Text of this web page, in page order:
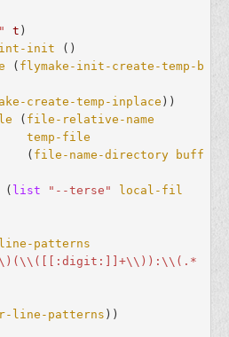
t )
init
()
( flymake-init-create-temp-b
create-temp-inplace ))
( file-relative-name
temp-file
( file-name-directory
buff
( list "--terse"
local-fil
patterns
line-patterns))